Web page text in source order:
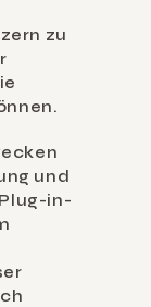
zu
und
in-